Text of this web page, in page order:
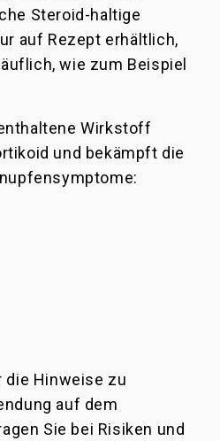
Steroid-haltige
auf Rezept erhältlich,
wie zum Beispiel
Wirkstoff
und bekämpft die
die Hinweise zu
auf dem
Sie bei Risiken und